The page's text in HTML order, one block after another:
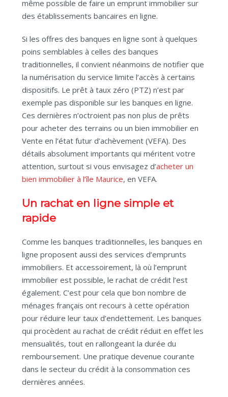
même possible de faire un emprunt immobilier sur
des établissements bancaires en ligne.
Si les offres des banques en ligne sont à quelques
poins semblables à celles des banques
traditionnelles, il convient néanmoins de notifier que
la numérisation du service limite l’accès à certains
dispositifs. Le prêt à taux zéro (PTZ) n’est par
exemple pas disponible sur les banques en ligne.
Ces dernières n’octroient pas non plus de prêts
pour acheter des terrains ou un bien immobilier en
Vente en l’état futur d’achèvement (VEFA). Des
détails absolument importants qui méritent votre
attention, surtout si vous envisagez d’acheter un
bien immobilier à l’île Maurice, en VEFA.
Un rachat en ligne simple et
rapide
Comme les banques traditionnelles, les banques en
ligne proposent aussi des services d’emprunts
immobiliers. Et accessoirement, là où l’emprunt
immobilier est possible, le rachat de crédit l’est
également. C’est pour cela que bon nombre de
ménages français ont recours à cette opération
pour réduire leur taux d’endettement. Les banques
qui procèdent au rachat de crédit réduit en effet les
mensualités, tout en rallongeant la durée du
remboursement. Une pratique devenue courante
dans le secteur du crédit à la consommation ces
dernières années.